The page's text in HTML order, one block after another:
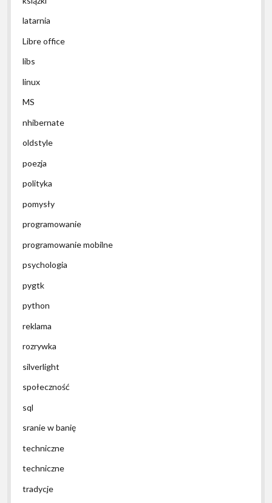
latarnia
Libre office
libs
linux
MS
nhibernate
oldstyle
poezja
polityka
pomysły
programowanie
programowanie mobilne
psychologia
pygtk
python
reklama
rozrywka
silverlight
społeczność
sql
sranie w banię
techniczne
techniczne
tradycje